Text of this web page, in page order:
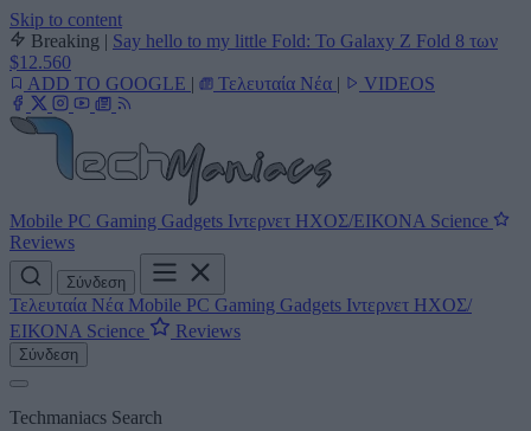
Skip to content
Breaking | Say hello to my little Fold: Το Galaxy Z Fold 8 των
$12.560
ADD TO GOOGLE | Τελευταία Νέα | VIDEOS
Mobile PC Gaming Gadgets Ιντερνετ ΗΧΟΣ/ΕΙΚΟΝΑ Science
Reviews
Σύνδεση
Τελευταία Νέα Mobile PC Gaming Gadgets Ιντερνετ ΗΧΟΣ/
ΕΙΚΟΝΑ Science Reviews
Σύνδεση
Techmaniacs Search